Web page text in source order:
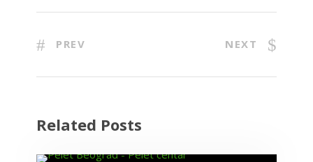
PREV NEXT
Related Posts